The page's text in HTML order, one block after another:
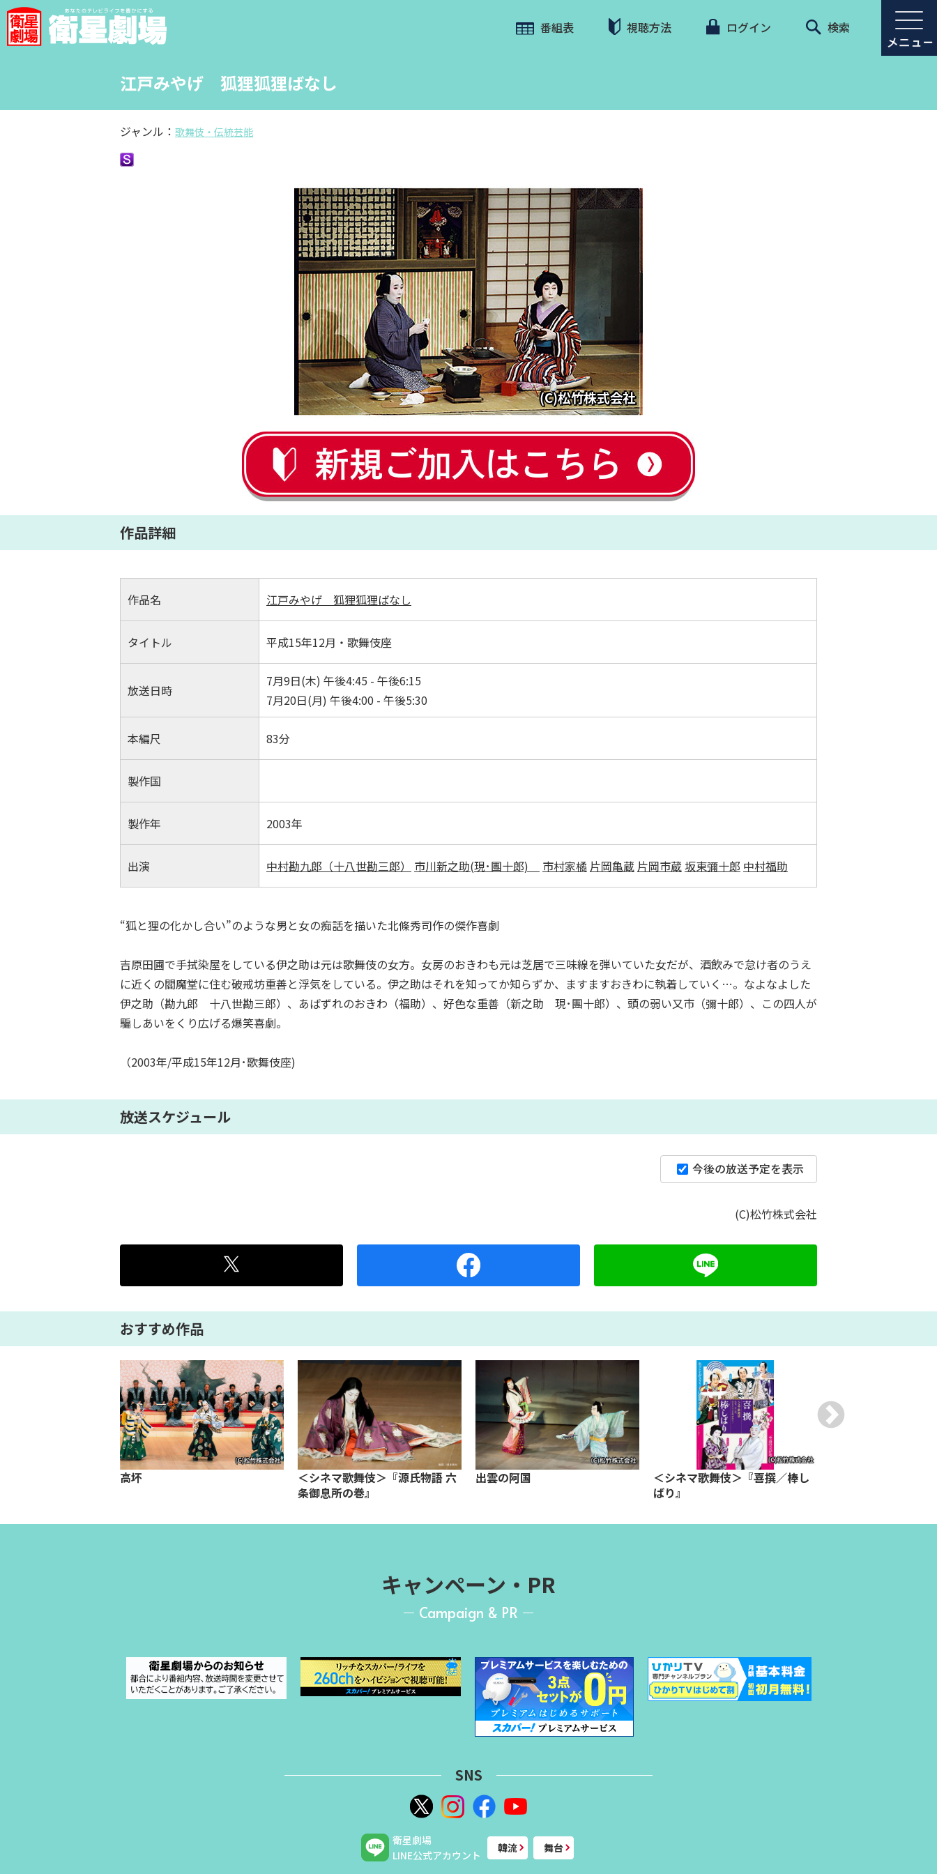
番組表 視聴方法 ログイン 検索
江戸みやげ 狐狸狐狸ばなし
ジャンル： 歌舞伎・伝統芸能
作品詳細
作品名 江戸みやげ 狐狸狐狸ばなし
タイトル 平成15年12月・歌舞伎座
放送日時
7月9日(木) 午後4:45 - 午後6:15
7月20日(月) 午後4:00 - 午後5:30
本編尺 83分
製作国
製作年 2003年
出演 中村勘九郎（十八世勘三郎） 市川新之助(現･團十郎) 市村家橘 片岡亀蔵 片岡市蔵坂東彌十郎 中村福助
“狐と狸の化かし合い”のような男と女の痴話を描いた北條秀司作の傑作喜劇
吉原田圃で手拭染屋をしている伊之助は元は歌舞伎の女方。女房のおきわも元は芝居で三味線を弾いていた女だが、酒飲みで怠け者のうえ
に近くの閻魔堂に住む破戒坊重善と浮気をしている。伊之助はそれを知ってか知らずか、ますますおきわに執着していく…。なよなよした
伊之助（勘九郎 十八世勘三郎）、あばずれのおきわ（福助）、好色な重善（新之助 現･團十郎）、頭の弱い又市（彌十郎）、この四人が
騙しあいをくり広げる爆笑喜劇。
（2003年/平成15年12月･歌舞伎座)
放送スケジュール
今後の放送予定を表示
(C)松竹株式会社
おすすめ作品
高坏
＜シネマ歌舞伎＞『源氏物語 六
条御息所の巻』
出雲の阿国
＜シネマ歌舞伎＞『喜撰／棒し
ばり』
キャンペーン・PR
Campaign & PR
SNS
衛星劇場
LINE公式アカウント
韓流 舞台